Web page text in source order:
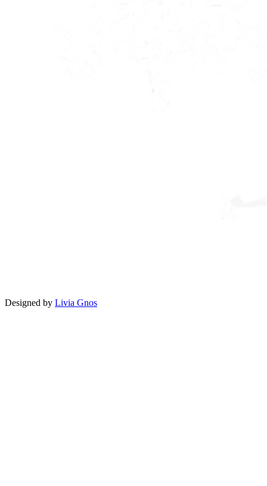
Designed by Livia Gnos